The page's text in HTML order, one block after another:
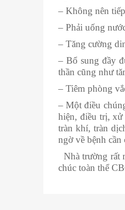
– Không nên
– Phải uống
– Tăng cường
– Bổ sung đầy
thần cũng như
– Tiêm phòng
– Một điều
hiện, điều trị, xử
tràn khí, tràn
ngờ về bệnh
Nhà trường rất
chúc toàn thể